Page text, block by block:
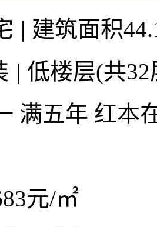
| 建筑面积
| 低楼层(共
满五年 红本
元/㎡